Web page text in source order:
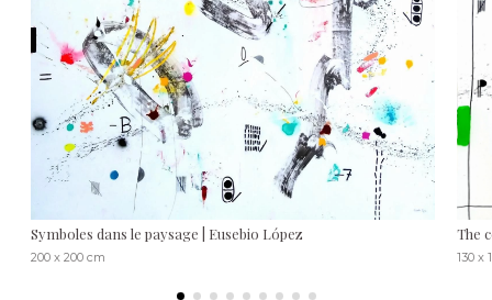
Symboles dans le paysage | Eusebio López
200 x 200 cm
The
130 x